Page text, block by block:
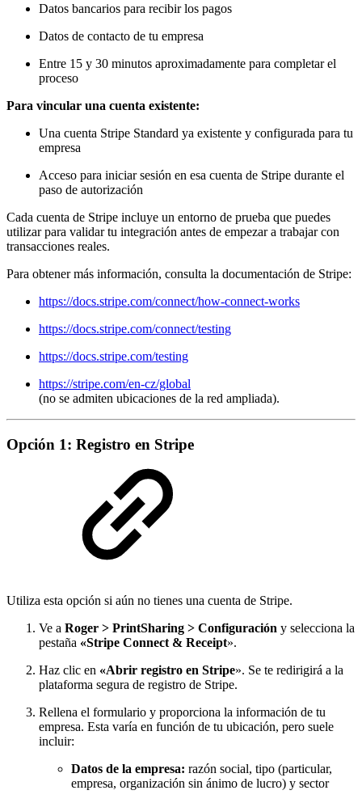
Datos bancarios para recibir los pagos
Datos de contacto de tu empresa
Entre 15 y 30 minutos aproximadamente para completar el
proceso
Para vincular una cuenta existente:
Una cuenta Stripe Standard ya existente y configurada para tu
empresa
Acceso para iniciar sesión en esa cuenta de Stripe durante el
paso de autorización
Cada cuenta de Stripe incluye un entorno de prueba que puedes
utilizar para validar tu integración antes de empezar a trabajar con
transacciones reales.
Para obtener más información, consulta la documentación de Stripe:
https://docs.stripe.com/connect/how-connect-works
https://docs.stripe.com/connect/testing
https://docs.stripe.com/testing
https://stripe.com/en-cz/global
(no se admiten ubicaciones de la red ampliada).
Opción 1: Registro en Stripe
Utiliza esta opción si aún no tienes una cuenta de Stripe.
Ve a Roger > PrintSharing > Configuración y selecciona la
pestaña «Stripe Connect & Receipt».
Haz clic en «Abrir registro en Stripe». Se te redirigirá a la
plataforma segura de registro de Stripe.
Rellena el formulario y proporciona la información de tu
empresa. Esta varía en función de tu ubicación, pero suele
incluir:
Datos de la empresa: razón social, tipo (particular,
empresa, organización sin ánimo de lucro) y sector